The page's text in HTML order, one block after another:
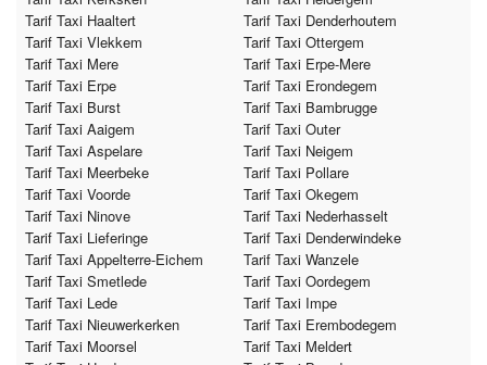
Tarif Taxi Haaltert
Tarif Taxi Denderhoutem
Tarif Taxi Vlekkem
Tarif Taxi Ottergem
Tarif Taxi Mere
Tarif Taxi Erpe-Mere
Tarif Taxi Erpe
Tarif Taxi Erondegem
Tarif Taxi Burst
Tarif Taxi Bambrugge
Tarif Taxi Aaigem
Tarif Taxi Outer
Tarif Taxi Aspelare
Tarif Taxi Neigem
Tarif Taxi Meerbeke
Tarif Taxi Pollare
Tarif Taxi Voorde
Tarif Taxi Okegem
Tarif Taxi Ninove
Tarif Taxi Nederhasselt
Tarif Taxi Lieferinge
Tarif Taxi Denderwindeke
Tarif Taxi Appelterre-Eichem
Tarif Taxi Wanzele
Tarif Taxi Smetlede
Tarif Taxi Oordegem
Tarif Taxi Lede
Tarif Taxi Impe
Tarif Taxi Nieuwerkerken
Tarif Taxi Erembodegem
Tarif Taxi Moorsel
Tarif Taxi Meldert